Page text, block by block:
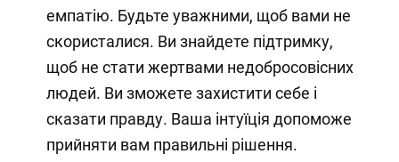
емпатію. Будьте уважними, щоб вами не
скористалися. Ви знайдете підтримку,
щоб не стати жертвами недобросовісних
людей. Ви зможете захистити себе і
сказати правду. Ваша інтуїція допоможе
прийняти вам правильні рішення.